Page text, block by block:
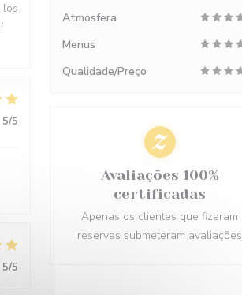
los
5/5
5/5
Atmosfera
Menus
Qualidade/Preço
Avaliações 100%
certificadas
Apenas os clientes que fizeram
reservas submeteram avaliações